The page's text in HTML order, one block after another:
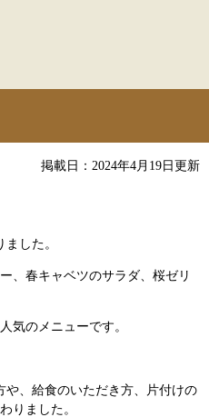
掲載日：2024年4月19日更新
した。
、春キャベツのサラダ、桜ゼリ
気のメニューです。
、給食のいただき方、片付けの
りました。